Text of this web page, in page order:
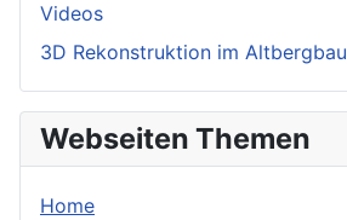
Videos
3D Rekonstruktion im Altbergbau
Webseiten Themen
Home